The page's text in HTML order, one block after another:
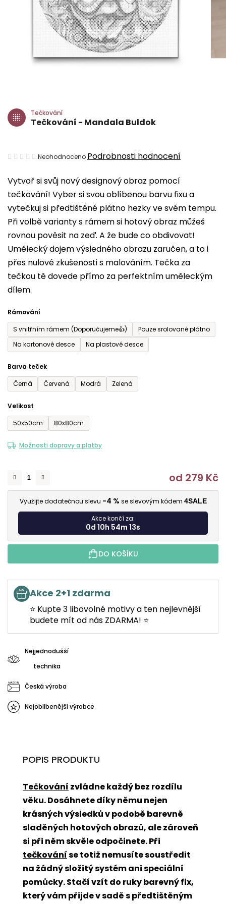
Vytvoř si svůj nový designový obraz pomocí
tečkování! Vyber si svou oblíbenou barvu fixu a
vytečkuj si předtištěné plátno hezky ve svém tempu.
Při volbě varianty s rámem si hotový obraz můžeš
rovnou pověsit na zeď. A že bude co obdivovat!
Umělecký dojem výsledného obrazu zaručen, a to i
přes nulové zkušenosti s malováním. Tečka za
tečkou tě dovede přímo za perfektním uměleckým
dílem.
Rámování
S vnitřním rámem (Doporučujeme👍)
Pouze srolované plátno
Na kartonové desce
Na plastové desce
Barva teček
Černá
Červená Modrá Zelená
Velikost
50x50cm
80x80cm
Možnosti dopravy a platby
od 279 Kč
Využijte dodatečnou slevu -4 % se slevovým kódem 4SALE
Akce končí za:
0d 10h 54m 12s
DO KOŠÍKU
Akce 2+1 zdarma
⭐ Kupte 3 libovolné motivy a ten nejlevnější
budete mít od nás ZDARMA! ⭐
Nejjednodušší
technika
Česká výroba
Nejoblíbenější výrobce
Tečkování
Tečkování - Mandala Buldok
Průměrné
produktu
je
0,0
z
5
hvězdiček.
Neohodnoceno Podrobnosti hodnocení
POPIS PRODUKTU
Tečkování zvládne každý bez rozdílu
věku. Dosáhnete díky němu nejen
krásných výsledků v podobě barevně
sladěných hotových obrazů, ale zároveň
si při něm skvěle odpočinete. Při
tečkováníse totiž nemusíte soustředit
na žádný složitý systém ani speciální
pomůcky. Stačí vzít do ruky barevný fix,
který vám přijde v sadě s předtištěným